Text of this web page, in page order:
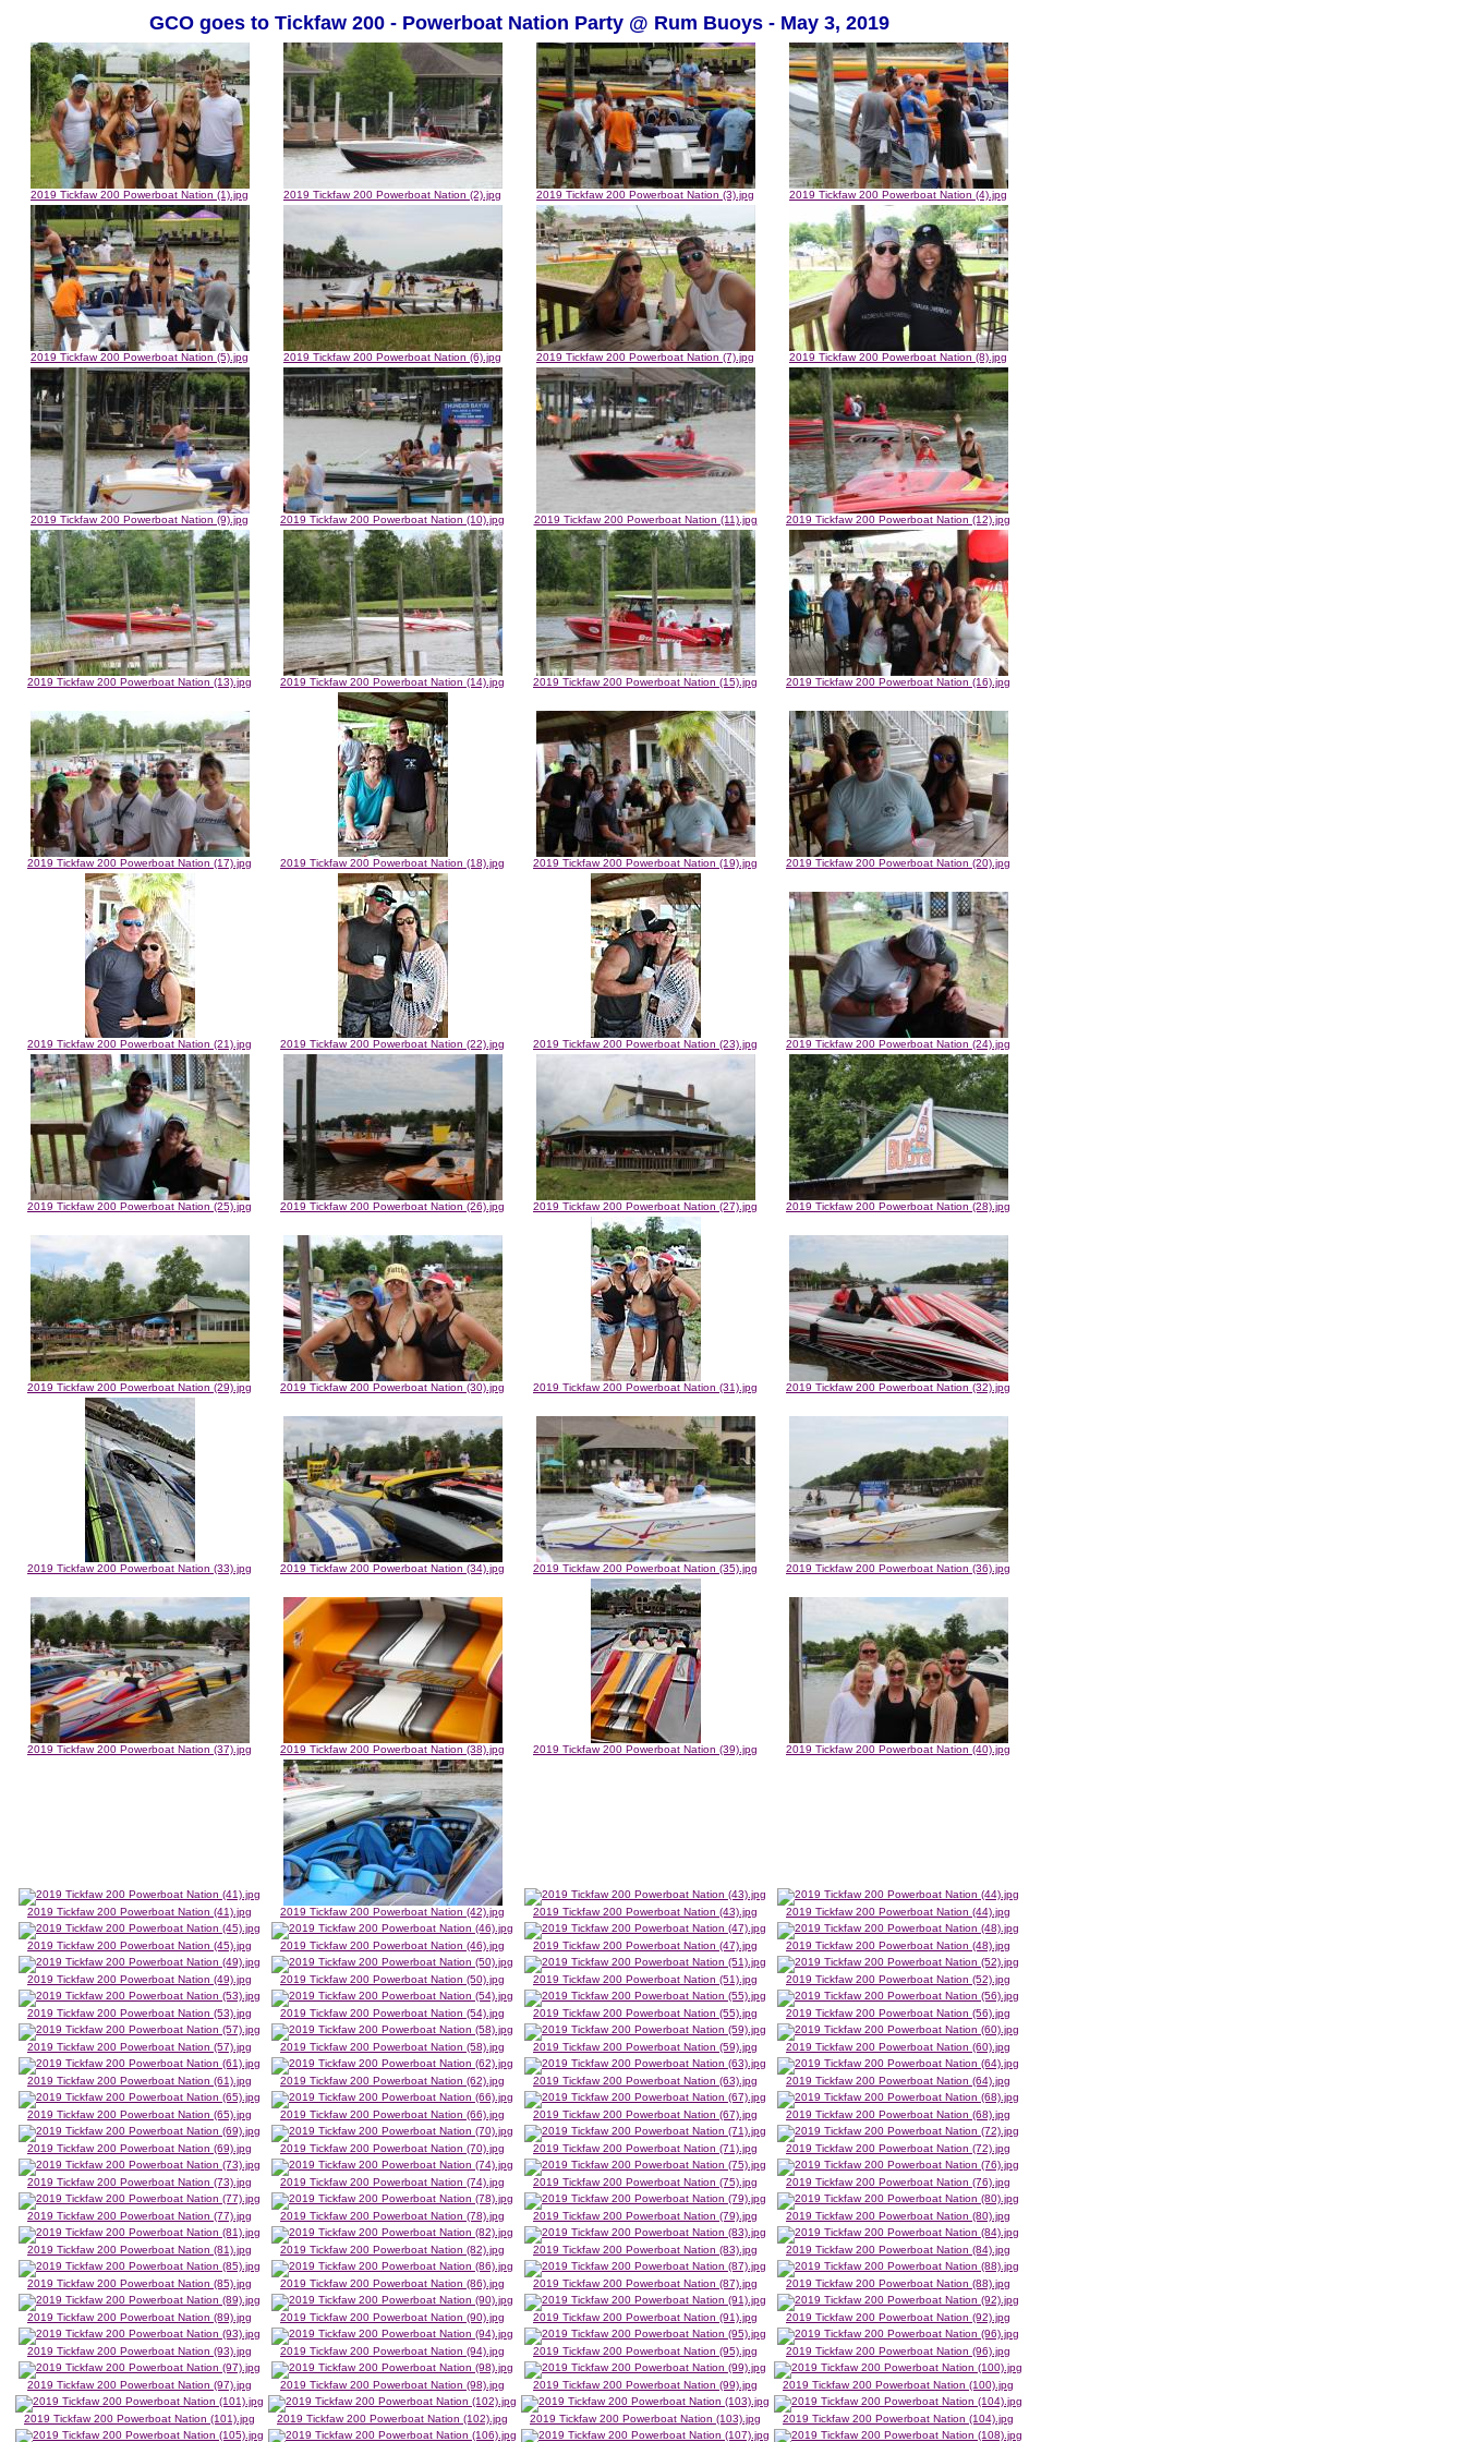
GCO goes to Tickfaw 200 - Powerboat Nation Party @ Rum Buoys - May 3, 2019
2019 Tickfaw 200 Powerboat Nation (1).jpg 2019 Tickfaw 200 Powerboat Nation (2).jpg 2019 Tickfaw 200 Powerboat Nation (3).jpg 2019 Tickfaw 200 Powerboat Nation (4).jpg
2019 Tickfaw 200 Powerboat Nation (5).jpg 2019 Tickfaw 200 Powerboat Nation (6).jpg 2019 Tickfaw 200 Powerboat Nation (7).jpg 2019 Tickfaw 200 Powerboat Nation (8).jpg
2019 Tickfaw 200 Powerboat Nation (9).jpg 2019 Tickfaw 200 Powerboat Nation (10).jpg 2019 Tickfaw 200 Powerboat Nation (11).jpg 2019 Tickfaw 200 Powerboat Nation (12).jpg
2019 Tickfaw 200 Powerboat Nation (13).jpg 2019 Tickfaw 200 Powerboat Nation (14).jpg 2019 Tickfaw 200 Powerboat Nation (15).jpg 2019 Tickfaw 200 Powerboat Nation (16).jpg
2019 Tickfaw 200 Powerboat Nation (17).jpg 2019 Tickfaw 200 Powerboat Nation (18).jpg 2019 Tickfaw 200 Powerboat Nation (19).jpg 2019 Tickfaw 200 Powerboat Nation (20).jpg
2019 Tickfaw 200 Powerboat Nation (21).jpg 2019 Tickfaw 200 Powerboat Nation (22).jpg 2019 Tickfaw 200 Powerboat Nation (23).jpg 2019 Tickfaw 200 Powerboat Nation (24).jpg
2019 Tickfaw 200 Powerboat Nation (25).jpg 2019 Tickfaw 200 Powerboat Nation (26).jpg 2019 Tickfaw 200 Powerboat Nation (27).jpg 2019 Tickfaw 200 Powerboat Nation (28).jpg
2019 Tickfaw 200 Powerboat Nation (29).jpg 2019 Tickfaw 200 Powerboat Nation (30).jpg 2019 Tickfaw 200 Powerboat Nation (31).jpg 2019 Tickfaw 200 Powerboat Nation (32).jpg
2019 Tickfaw 200 Powerboat Nation (33).jpg 2019 Tickfaw 200 Powerboat Nation (34).jpg 2019 Tickfaw 200 Powerboat Nation (35).jpg 2019 Tickfaw 200 Powerboat Nation (36).jpg
2019 Tickfaw 200 Powerboat Nation (37).jpg 2019 Tickfaw 200 Powerboat Nation (38).jpg 2019 Tickfaw 200 Powerboat Nation (39).jpg 2019 Tickfaw 200 Powerboat Nation (40).jpg
2019 Tickfaw 200 Powerboat Nation (41).jpg 2019 Tickfaw 200 Powerboat Nation (42).jpg 2019 Tickfaw 200 Powerboat Nation (43).jpg 2019 Tickfaw 200 Powerboat Nation (44).jpg
2019 Tickfaw 200 Powerboat Nation (45).jpg 2019 Tickfaw 200 Powerboat Nation (46).jpg 2019 Tickfaw 200 Powerboat Nation (47).jpg 2019 Tickfaw 200 Powerboat Nation (48).jpg
2019 Tickfaw 200 Powerboat Nation (49).jpg 2019 Tickfaw 200 Powerboat Nation (50).jpg 2019 Tickfaw 200 Powerboat Nation (51).jpg 2019 Tickfaw 200 Powerboat Nation (52).jpg
2019 Tickfaw 200 Powerboat Nation (53).jpg 2019 Tickfaw 200 Powerboat Nation (54).jpg 2019 Tickfaw 200 Powerboat Nation (55).jpg 2019 Tickfaw 200 Powerboat Nation (56).jpg
2019 Tickfaw 200 Powerboat Nation (57).jpg 2019 Tickfaw 200 Powerboat Nation (58).jpg 2019 Tickfaw 200 Powerboat Nation (59).jpg 2019 Tickfaw 200 Powerboat Nation (60).jpg
2019 Tickfaw 200 Powerboat Nation (61).jpg 2019 Tickfaw 200 Powerboat Nation (62).jpg 2019 Tickfaw 200 Powerboat Nation (63).jpg 2019 Tickfaw 200 Powerboat Nation (64).jpg
2019 Tickfaw 200 Powerboat Nation (65).jpg 2019 Tickfaw 200 Powerboat Nation (66).jpg 2019 Tickfaw 200 Powerboat Nation (67).jpg 2019 Tickfaw 200 Powerboat Nation (68).jpg
2019 Tickfaw 200 Powerboat Nation (69).jpg 2019 Tickfaw 200 Powerboat Nation (70).jpg 2019 Tickfaw 200 Powerboat Nation (71).jpg 2019 Tickfaw 200 Powerboat Nation (72).jpg
2019 Tickfaw 200 Powerboat Nation (73).jpg 2019 Tickfaw 200 Powerboat Nation (74).jpg 2019 Tickfaw 200 Powerboat Nation (75).jpg 2019 Tickfaw 200 Powerboat Nation (76).jpg
2019 Tickfaw 200 Powerboat Nation (77).jpg 2019 Tickfaw 200 Powerboat Nation (78).jpg 2019 Tickfaw 200 Powerboat Nation (79).jpg 2019 Tickfaw 200 Powerboat Nation (80).jpg
2019 Tickfaw 200 Powerboat Nation (81).jpg 2019 Tickfaw 200 Powerboat Nation (82).jpg 2019 Tickfaw 200 Powerboat Nation (83).jpg 2019 Tickfaw 200 Powerboat Nation (84).jpg
2019 Tickfaw 200 Powerboat Nation (85).jpg 2019 Tickfaw 200 Powerboat Nation (86).jpg 2019 Tickfaw 200 Powerboat Nation (87).jpg 2019 Tickfaw 200 Powerboat Nation (88).jpg
2019 Tickfaw 200 Powerboat Nation (89).jpg 2019 Tickfaw 200 Powerboat Nation (90).jpg 2019 Tickfaw 200 Powerboat Nation (91).jpg 2019 Tickfaw 200 Powerboat Nation (92).jpg
2019 Tickfaw 200 Powerboat Nation (93).jpg 2019 Tickfaw 200 Powerboat Nation (94).jpg 2019 Tickfaw 200 Powerboat Nation (95).jpg 2019 Tickfaw 200 Powerboat Nation (96).jpg
2019 Tickfaw 200 Powerboat Nation (97).jpg 2019 Tickfaw 200 Powerboat Nation (98).jpg 2019 Tickfaw 200 Powerboat Nation (99).jpg 2019 Tickfaw 200 Powerboat Nation (100).jpg
2019 Tickfaw 200 Powerboat Nation (101).jpg 2019 Tickfaw 200 Powerboat Nation (102).jpg 2019 Tickfaw 200 Powerboat Nation (103).jpg 2019 Tickfaw 200 Powerboat Nation (104).jpg